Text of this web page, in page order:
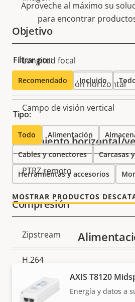
Objetivo
Descripción
de
propiedad
la
propiedad
Longitud focal
Campo de visión horizontal
Campo de visión vertical
Movimiento horizontal/
Descripción
de
propiedad
Valor de
la
propiedad
PTRZ remoto
Compresión
Descripción
de
propiedad
Valor de
la
Zipstream
H.264
H.265
Aproveche al máximo su
para encontrar
Filtrar por:
Recomendado Incluido
Tipo:
Todo Alimentación
Cables y conectores Carcasas
Herramientas y accesorios
MOSTRAR PRODUCTOS
AXIS T8120
Energía y datos a